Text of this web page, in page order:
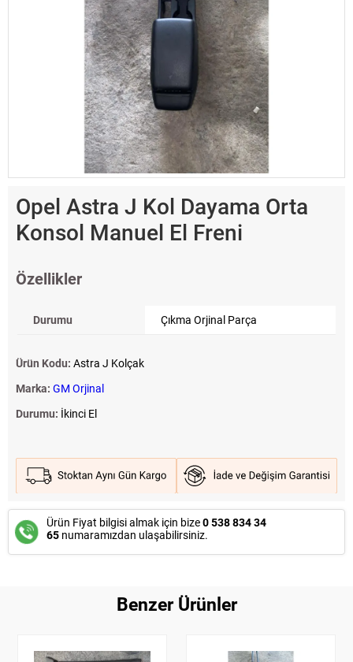
Opel Astra J Kol Dayama Orta
Konsol Manuel El Freni
Özellikler
Durumu Çıkma Orjinal Parça
Ürün Kodu: Astra J Kolçak
Marka: GM Orjinal
Durumu: İkinci El
Ürün Fiyat bilgisi almak için bize0 538 834 34
65 numaramızdan ulaşabilirsiniz.
Benzer Ürünler